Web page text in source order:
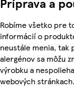
Robíme všetko pre
informácií o
neustále menia, tak
alergénov sa môžu
výrobku a
webových stránkach.